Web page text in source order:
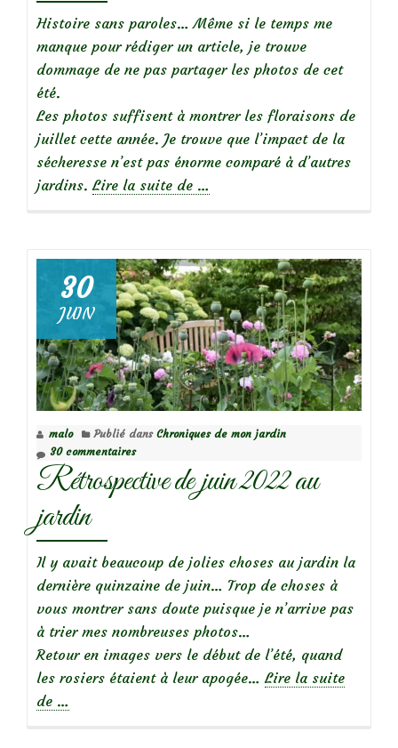
Histoire sans paroles… Même si le temps me
manque pour rédiger un article, je trouve
dommage de ne pas partager les photos de cet
été.
Les photos suffisent à montrer les floraisons de
juillet cette année. Je trouve que l’impact de la
sécheresse n’est pas énorme comparé à d’autres
jardins. Lire la suite de à
mon
jardin:
rétrospective
de
juillet
2022
…
30
JUIN
malo Publié dans Chroniques de mon jardin
30 commentaires
Rétrospective de juin 2022 au
jardin
Il y avait beaucoup de jolies choses au jardin la
dernière quinzaine de juin… Trop de choses à
vous montrer sans doute puisque je n’arrive pas
à trier mes nombreuses photos…
Retour en images vers le début de l’été, quand
les rosiers étaient à leur apogée… Lire la suite
de …